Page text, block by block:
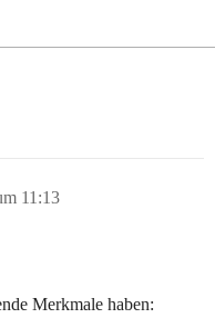
11:13
Merkmale haben: